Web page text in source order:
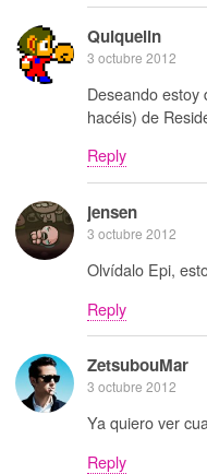
Quiquelin
3 octubre 2012
Deseando estoy
hacéis) de
Reply
jensen
3 octubre 2012
Olvídalo Epi,
Reply
ZetsubouMar
3 octubre 2012
Ya quiero ver
Reply